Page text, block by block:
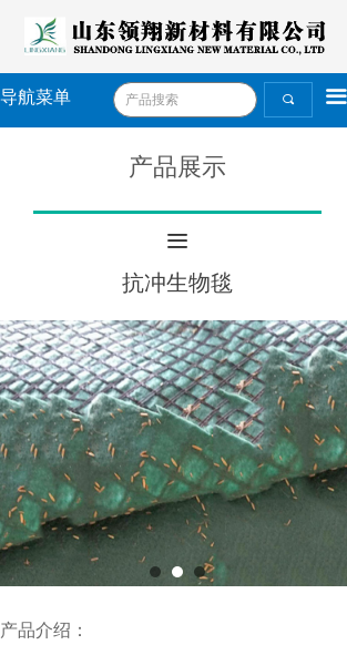
끠 끀
导航菜单
끀
产品展示
抗冲生物毯
产品介绍：